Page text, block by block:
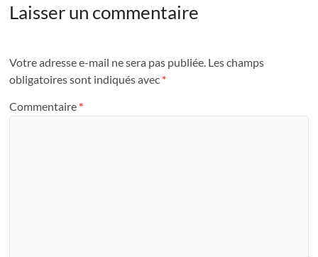
Laisser un commentaire
Votre adresse e-mail ne sera pas publiée. Les champs
obligatoires sont indiqués avec *
Commentaire *